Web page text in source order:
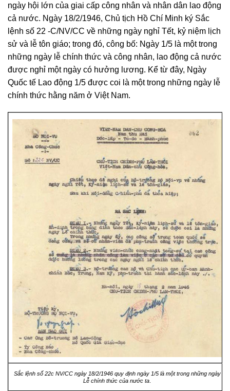
ngày hội lớn của giai cấp công nhân và nhân dân lao động
cả nước. Ngày 18/2/1946, Chủ tịch Hồ Chí Minh ký Sắc
lệnh số 22 -C/NV/CC về những ngày nghỉ Tết, kỷ niệm lịch
sử và lễ tôn giáo; trong đó, công bố: Ngày 1/5 là một trong
những ngày lễ chính thức và công nhân, lao động cả nước
được nghỉ một ngày có hưởng lương. Kể từ đây, Ngày
Quốc tế Lao động 1/5 được coi là một trong những ngày lễ
chính thức hằng năm ở Việt Nam.
Sắc lệnh số 22c NV/CC ngày 18/2/1946 quy định ngày 1/5 là một trong những ngày
Lễ chính thức của nước ta.